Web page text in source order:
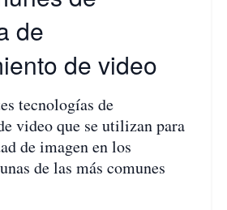
de
de video
tecnologías de
video que se utilizan para
de imagen en los
de las más comunes